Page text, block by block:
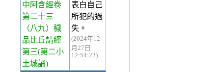
中阿含經卷
第二十三
（八九）穢
品比丘請經
第三(第二小
土城誦)
表白自己
所犯的過
失。
(2024年12
月27日
12:54:22)